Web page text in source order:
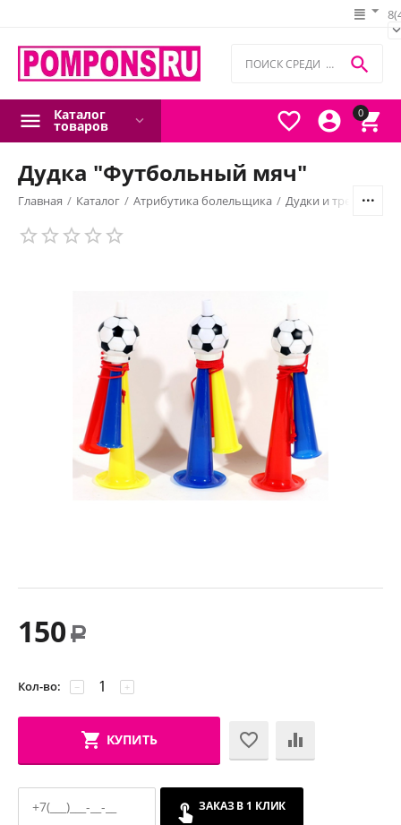
0




Каталог
товаров
Дудка "Футбольный мяч"
Главная / Каталог / Атрибутика болельщика / Дудки и трещотки
150 Р
Кол-во: +
−
КУПИТЬ
ЗАКАЗ В 1 КЛИК